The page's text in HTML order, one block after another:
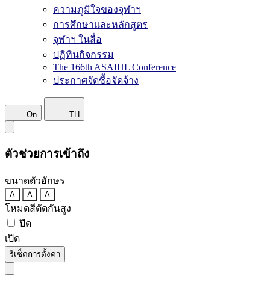
ความภูมิใจของจุฬาฯ
การศึกษาและหลักสูตร
จุฬาฯ ในสื่อ
ปฏิทินกิจกรรม
The 166th ASAIHL Conference
ประกาศจัดซื้อจัดจ้าง
On TH
ตัวช่วยการเข้าถึง
ขนาดตัวอักษร
A A A
โหมดสีตัดกันสูง
ปิด
เปิด
รีเซ็ตการตั้งค่า